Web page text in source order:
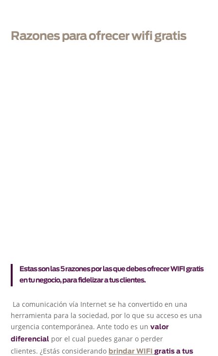
Razones para ofrecer wifi gratis
Estas son las 5 razones por las que debes ofrecer WIFI gratis
en tu negocio, para fidelizar a tus clientes.
La comunicación vía Internet se ha convertido en una
herramienta para la sociedad, por lo que su acceso es una
urgencia contemporánea. Ante todo es unvalor
diferencial por el cual puedes ganar o perder
clientes. ¿Estás considerando brindar WIFIgratis a tus